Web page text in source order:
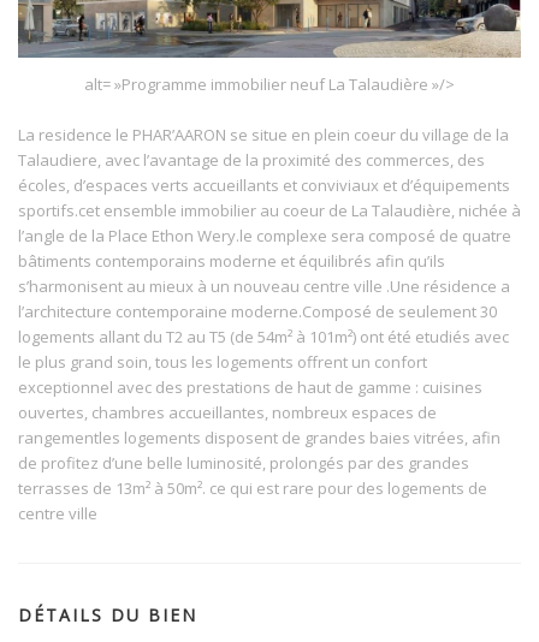
alt= »Programme immobilier neuf La Talaudière »/>
La residence le PHAR’AARON se situe en plein coeur du village de la
Talaudiere, avec l’avantage de la proximité des commerces, des
écoles, d’espaces verts accueillants et conviviaux et d’équipements
sportifs.cet ensemble immobilier au coeur de La Talaudière, nichée à
l’angle de la Place Ethon Wery.le complexe sera composé de quatre
bâtiments contemporains moderne et équilibrés afin qu’ils
s’harmonisent au mieux à un nouveau centre ville .Une résidence a
l’architecture contemporaine moderne.Composé de seulement 30
logements allant du T2 au T5 (de 54m² à 101m²) ont été etudiés avec
le plus grand soin, tous les logements offrent un confort
exceptionnel avec des prestations de haut de gamme : cuisines
ouvertes, chambres accueillantes, nombreux espaces de
rangementles logements disposent de grandes baies vitrées, afin
de profitez d’une belle luminosité, prolongés par des grandes
terrasses de 13m² à 50m². ce qui est rare pour des logements de
centre ville
DÉTAILS DU BIEN